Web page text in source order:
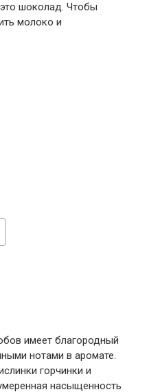
шоколад. Чтобы
молоко и
имеет благородный
нотами в аромате.
горчинки и
насыщенность